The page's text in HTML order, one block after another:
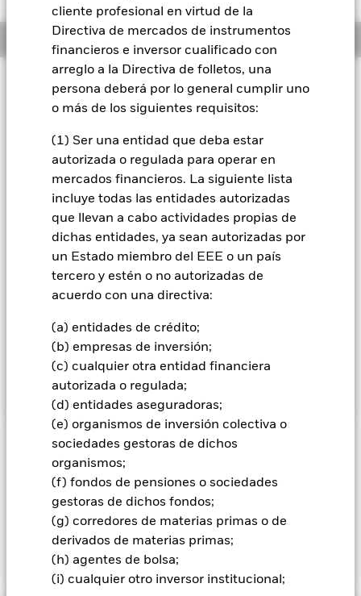
cliente profesional en virtud de la
Directiva de mercados de instrumentos
financieros e inversor cualificado con
arreglo a la Directiva de folletos, una
persona deberá por lo general cumplir uno
o más de los siguientes requisitos:
(1) Ser una entidad que deba estar
autorizada o regulada para operar en
mercados financieros. La siguiente lista
incluye todas las entidades autorizadas
que llevan a cabo actividades propias de
dichas entidades, ya sean autorizadas por
un Estado miembro del EEE o un país
tercero y estén o no autorizadas de
acuerdo con una directiva:
(a) entidades de crédito;
(b) empresas de inversión;
(c) cualquier otra entidad financiera
autorizada o regulada;
(d) entidades aseguradoras;
(e) organismos de inversión colectiva o
sociedades gestoras de dichos
organismos;
(f) fondos de pensiones o sociedades
gestoras de dichos fondos;
(g) corredores de materias primas o de
derivados de materias primas;
(h) agentes de bolsa;
(i) cualquier otro inversor institucional;
Nuestra compañía
Filosofía de inversión
Este Fondo tiene por objetivo conseguir una rentabilidad de
del capital y rendimientos en los activos del Fondo que
refleje la rentabilidad del mercado de renta variable de los
variable (como acciones) cotizados y negociados en
mercados regulados de los Estados Unidos, así como en
instrumentos financieros derivados (IFD) (es decir,
inversiones cuyos precios se basan en uno o más activos
subyacentes), incluidos contratos de futuros cotizados en el
Fondo acuerda comprar o vender un activo subyacente a un
precio determinado en el futuro. El Fondo podrá mantener
creada por los IFD. La rentabilidad del Fondo se comparará
con la rentabilidad de un índice, que en principio será el
índice S&P 500 (con dividendos netos), el índice de
referencia del Fondo.
INFORMACIÓN IMPORTANTE: Capital en Riesgo.
de las inversiones y los ingresos derivados de ellas pueden
subir o bajar, y no están garantizados. Es posible que los
inversores no recuperen la cantidad invertida originalmente.
iShares US Index Fund (IE)